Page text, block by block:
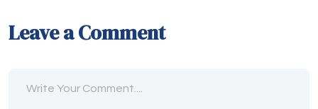
Leave a Comment